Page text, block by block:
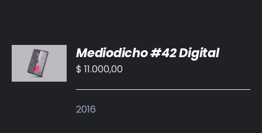
AL
CARRITO
/
Mediodicho #42 Digital
$ 11.000,00
2016